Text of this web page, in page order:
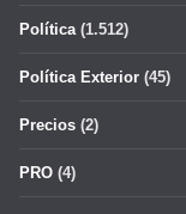
Política(1.512)
Política Exterior (45)
Precios (2)
PRO (4)